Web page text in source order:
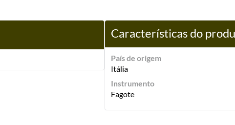
Características do
País de origem
Itália
Instrumento
Fagote